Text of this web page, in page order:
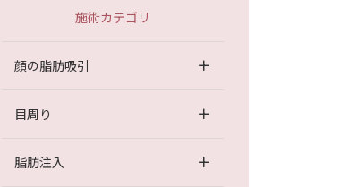
連未分化大細胞型リンパ腫）
施術カテゴリ
顔の脂肪吸引
目周り
脂肪注入